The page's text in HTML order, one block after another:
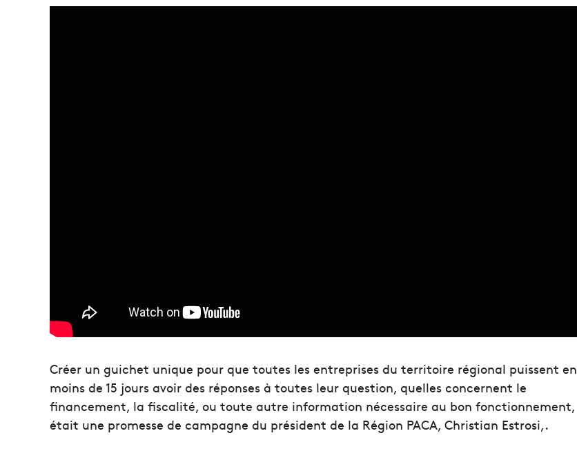
Créer un guichet unique pour que toutes les entreprises du territoire régional puissent en
moins de 15 jours avoir des réponses à toutes leur question, quelles concernent le
financement, la fiscalité, ou toute autre information nécessaire au bon fonctionnement,
était une promesse de campagne du président de la Région PACA, Christian Estrosi,.